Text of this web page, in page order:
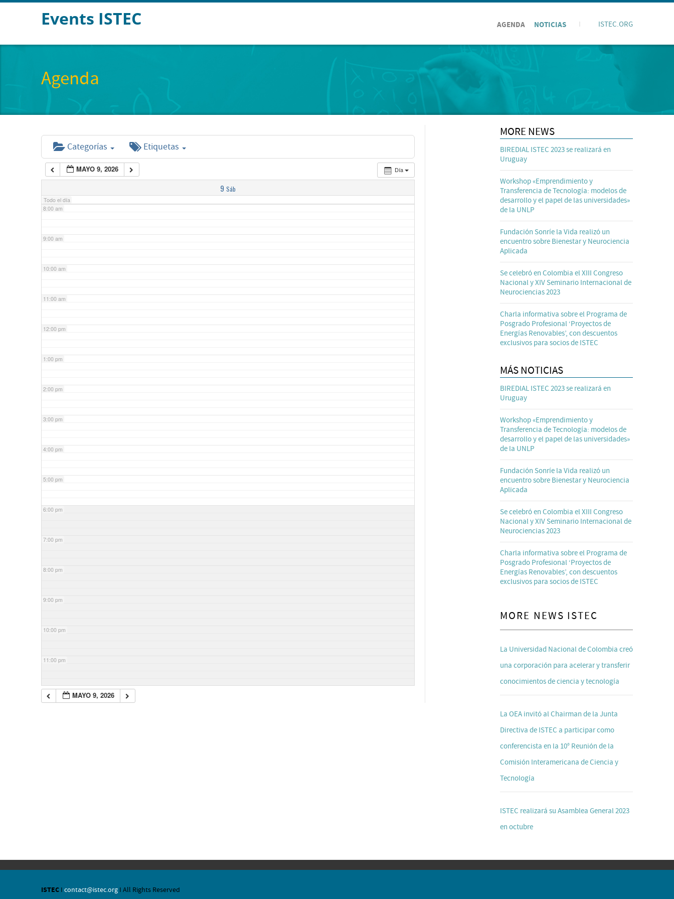
Events ISTEC AGENDA NOTICIAS ISTEC.ORG
Agenda
Categorías Etiquetas
Día
MAYO 9, 2026
9 Sáb
Todo el día
4:00 am
6:00 am
7:00 am
8:00 am
9:00 am
10:00 am
11:00 am
12:00 pm
1:00 pm
2:00 pm
3:00 pm
4:00 pm
5:00 pm
6:00 pm
7:00 pm
8:00 pm
9:00 pm
10:00 pm
11:00 pm
MAYO 9, 2026
MORE NEWS
BIREDIAL ISTEC 2023 se realizará en
Uruguay
Workshop «Emprendimiento y
Transferencia de Tecnología: modelos de
desarrollo y el papel de las universidades»
de la UNLP
Fundación Sonríe la Vida realizó un
encuentro sobre Bienestar y Neurociencia
Aplicada
Se celebró en Colombia el XIII Congreso
Nacional y XIV Seminario Internacional de
Neurociencias 2023
Charla informativa sobre el Programa de
Posgrado Profesional ‘Proyectos de
Energías Renovables’, con descuentos
exclusivos para socios de ISTEC
MÁS NOTICIAS
BIREDIAL ISTEC 2023 se realizará en
Uruguay
Workshop «Emprendimiento y
Transferencia de Tecnología: modelos de
desarrollo y el papel de las universidades»
de la UNLP
Fundación Sonríe la Vida realizó un
encuentro sobre Bienestar y Neurociencia
Aplicada
Se celebró en Colombia el XIII Congreso
Nacional y XIV Seminario Internacional de
Neurociencias 2023
Charla informativa sobre el Programa de
Posgrado Profesional ‘Proyectos de
Energías Renovables’, con descuentos
exclusivos para socios de ISTEC
MORE NEWS ISTEC
La Universidad Nacional de Colombia creó
una corporación para acelerar y transferir
conocimientos de ciencia y tecnología
La OEA invitó al Chairman de la Junta
Directiva de ISTEC a participar como
conferencista en la 10° Reunión de la
Comisión Interamericana de Ciencia y
Tecnología
ISTEC realizará su Asamblea General 2023
en octubre
ISTEC I contact@istec.org I All Rights Reserved